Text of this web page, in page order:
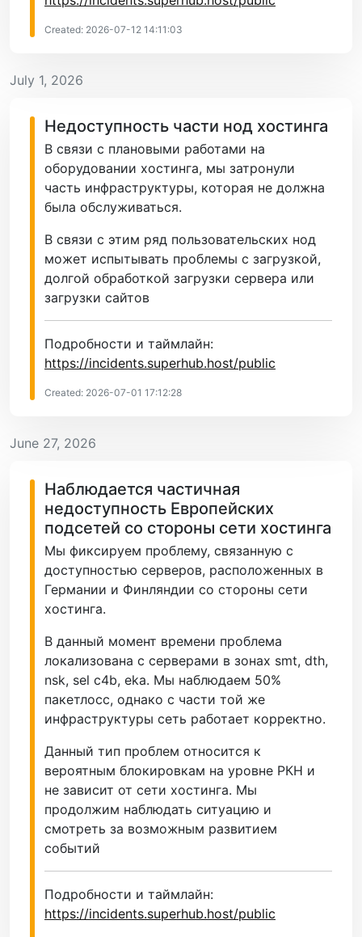
Created: 2026-07-12 14:11:03
July 1, 2026
Недоступность части нод хостинга
В связи с плановыми работами на
оборудовании хостинга, мы затронули
часть инфраструктуры, которая не должна
была обслуживаться.
В связи с этим ряд пользовательских нод
может испытывать проблемы с загрузкой,
долгой обработкой загрузки сервера или
загрузки сайтов
Подробности и таймлайн:
https://incidents.superhub.host/public
Created: 2026-07-01 17:12:28
June 27, 2026
Наблюдается частичная
недоступность Европейских
подсетей со стороны сети хостинга
Мы фиксируем проблему, связанную с
доступностью серверов, расположенных в
Германии и Финляндии со стороны сети
хостинга.
В данный момент времени проблема
локализована с серверами в зонах smt, dth,
nsk, sel c4b, eka. Мы наблюдаем 50%
пакетлосс, однако с части той же
инфраструктуры сеть работает корректно.
Данный тип проблем относится к
вероятным блокировкам на уровне РКН и
не зависит от сети хостинга. Мы
продолжим наблюдать ситуацию и
смотреть за возможным развитием
событий
Подробности и таймлайн:
https://incidents.superhub.host/public